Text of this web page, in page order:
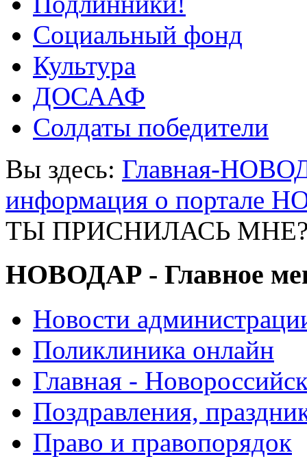
Социальный фонд
Культура
ДОСААФ
Солдаты победители
Вы здесь: Главная-
информация о портале
ТЫ ПРИСНИЛАСЬ МНЕ?
НОВОДАР - Главное
Новости
Поликлиника онлайн
Главная -
Поздравления,
Право и правопорядок